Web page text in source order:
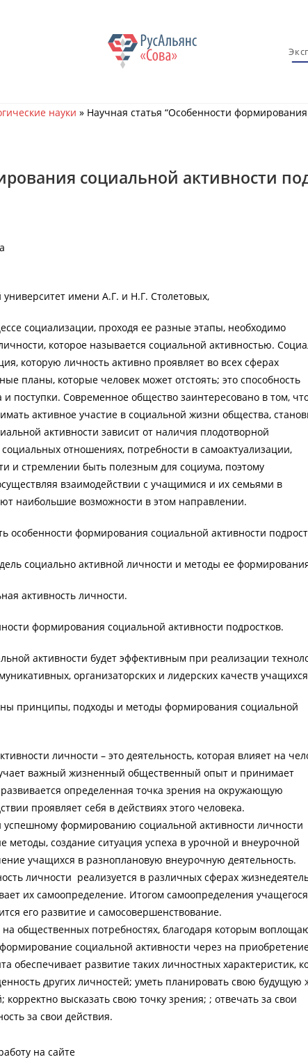
науки » Научная статья “Особенности
социальной активности
имени А.Г. и Н.Г. Столетовых,
социализации, проходя ее разные этапы, необходимо
которое называется социальной активностью.
которую личность активно проявляет во всех сферах
планы, которые человек может отстоять; это способность
поступки. Современное общество заинтересовано в том,
активное участие в социальной жизни общества,
активности зависит от наличия плодотворной
отношениях, потребности в самоактуализации,
и стремлении быть полезным для социума, поэтому
взаимодействии с учащимися и их семьями в
наибольшие возможности в этом направлении.
особенности формирования социальной активности
социально активной личности и методы ее
активность личности.
формирования социальной активности подростков.
активности будет эффективным при реализации
организаторских и лидерских качеств
принципы, подходы и методы формирования социальной
личности – это деятельность, которая влияет на
важный жизненный общественный опыт и принимает
определенная точка зрения на окружающую
проявляет себя в действиях этого человека.
формированию социальной активности личности
методы, создание ситуация успеха в урочной и внеурочной
учащихся в разноплановую внеурочную деятельность.
личности реализуется в различных сферах
их самоопределение. Итогом самоопределения
его развитие и самосовершенствование.
общественных потребностях, благодаря которым
социальной активности через на
обеспечивает развитие таких личностных характеристик,
других личностей; уметь планировать свою будущую
корректно высказать свою точку зрения; ; отвечать за свои
за свои действия.
на сайте